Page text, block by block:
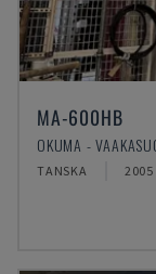
MA-600HB
OKUMA -
TANSKA 2005